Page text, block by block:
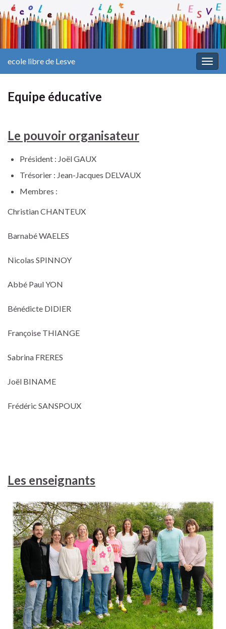
ecole libre de Lesve
Equipe éducative
Le pouvoir organisateur
Président : Joël GAUX
Trésorier : Jean-Jacques DELVAUX
Membres :
Christian CHANTEUX
Barnabé WAELES
Nicolas SPINNOY
Abbé Paul YON
Bénédicte DIDIER
Françoise THIANGE
Sabrina FRERES
Joël BINAME
Frédéric SANSPOUX
Les enseignants